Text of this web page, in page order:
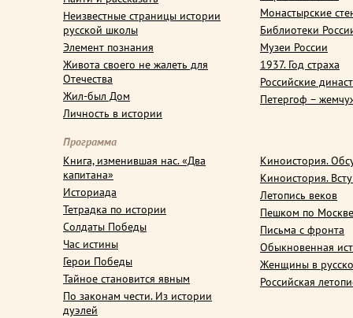
Неизвестные страницы истории
русской школы
Элемент познания
Живота своего не жалеть для
Отечества
Жил-был Дом
Личность в истории
Монастырские
Библиотеки
Музеи России
1937. Год страха
Российские
Петергоф –
Программа
Книга, изменившая нас. «Два
капитана»
Историада
Тетрадка по истории
Солдаты Победы
Час истины
Герои Победы
Тайное становится явным
По законам чести. Из истории
дуэлей
Киноистория.
Киноистория.
Летопись веков
Пешком по Москве
Письма с фронта
Обыкновенная
Женщины в
Российская